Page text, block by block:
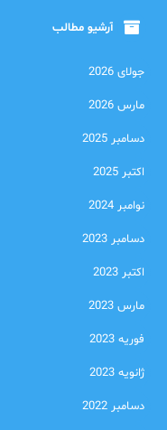
آرشیو مطالب
جولای 2026
مارس 2026
دسامبر 2025
اکتبر 2025
نوامبر 2024
دسامبر 2023
اکتبر 2023
مارس 2023
فوریه 2023
ژانویه 2023
دسامبر 2022